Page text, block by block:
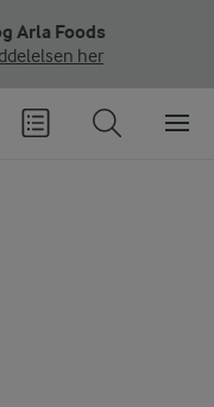
Arla Foods
her